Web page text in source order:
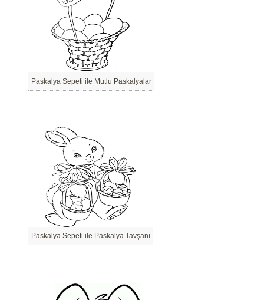
Paskalya Sepeti ile Mutlu Paskalyalar
Paskalya Sepeti ile Paskalya Tavşanı